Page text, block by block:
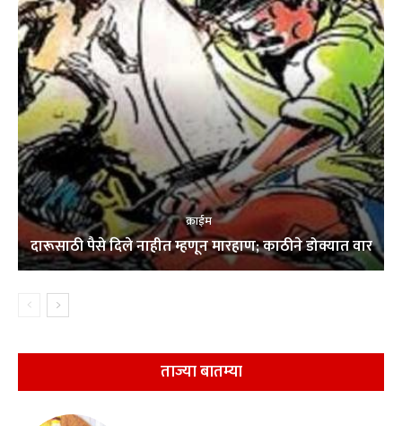
क्राईम
दारूसाठी पैसे दिले नाहीत म्हणून मारहाण; काठीने डोक्यात वार
ताज्या बातम्या